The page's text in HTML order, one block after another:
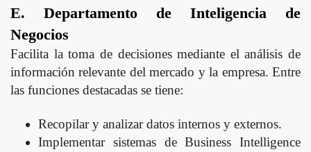
E. Departamento de Inteligencia de
Negocios
Facilita la toma de decisiones mediante el análisis de
información relevante del mercado y la empresa. Entre
las funciones destacadas se tiene:
Recopilar y analizar datos internos y externos.
Implementar sistemas de Business Intelligence